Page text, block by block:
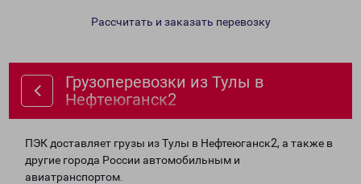
Рассчитать и заказать перевозку
Грузоперевозки из Тулы в
Нефтеюганск2
ПЭК доставляет грузы из Тулы в Нефтеюганск2, а также в
другие города России автомобильным и
авиатранспортом.